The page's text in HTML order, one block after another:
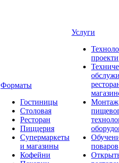
Форматы
Гостиницы
Столовая
Ресторан
Пиццерия
Супермаркеты
и магазины
Кофейни
Услуги
Монтаж
поваров